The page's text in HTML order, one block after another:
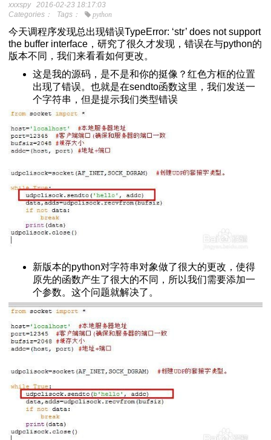
析SPSS视频教程
自动化替代VBA
脚本
函数
装与使用
10060错误
载
展库的方法
斜杠
xxxspy
2016-02-23 18:17:03
Categories：
Tags： python
今天调程序发现总出现错误TypeError: ‘str’ does not support
the buffer interface，研究了很久才发现，错误在与python的
版本不同，我们来看看如何更改。
这是我的源码，是不是和你的挺像？红色方框的位置
出现了错误。也就是在sendto函数这里，我们发送一
个字符串，但是提示我们类型错误
新版本的python对字符串对象做了很大的更改，使得
原先的函数产生了很大的不同，所以我们需要添加一
个参数。这个问题就解决了。